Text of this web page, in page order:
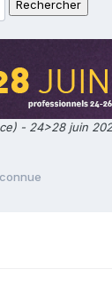
- 24>28 juin